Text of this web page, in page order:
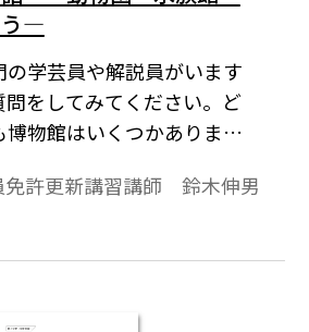
う―
学芸員や解説員がいます
をしてみてください。ど
物館はいくつかあります
みましょう。
免許更新講習講師 鈴木伸男